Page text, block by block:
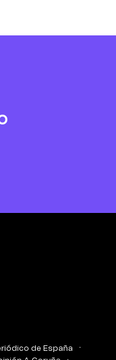
de España